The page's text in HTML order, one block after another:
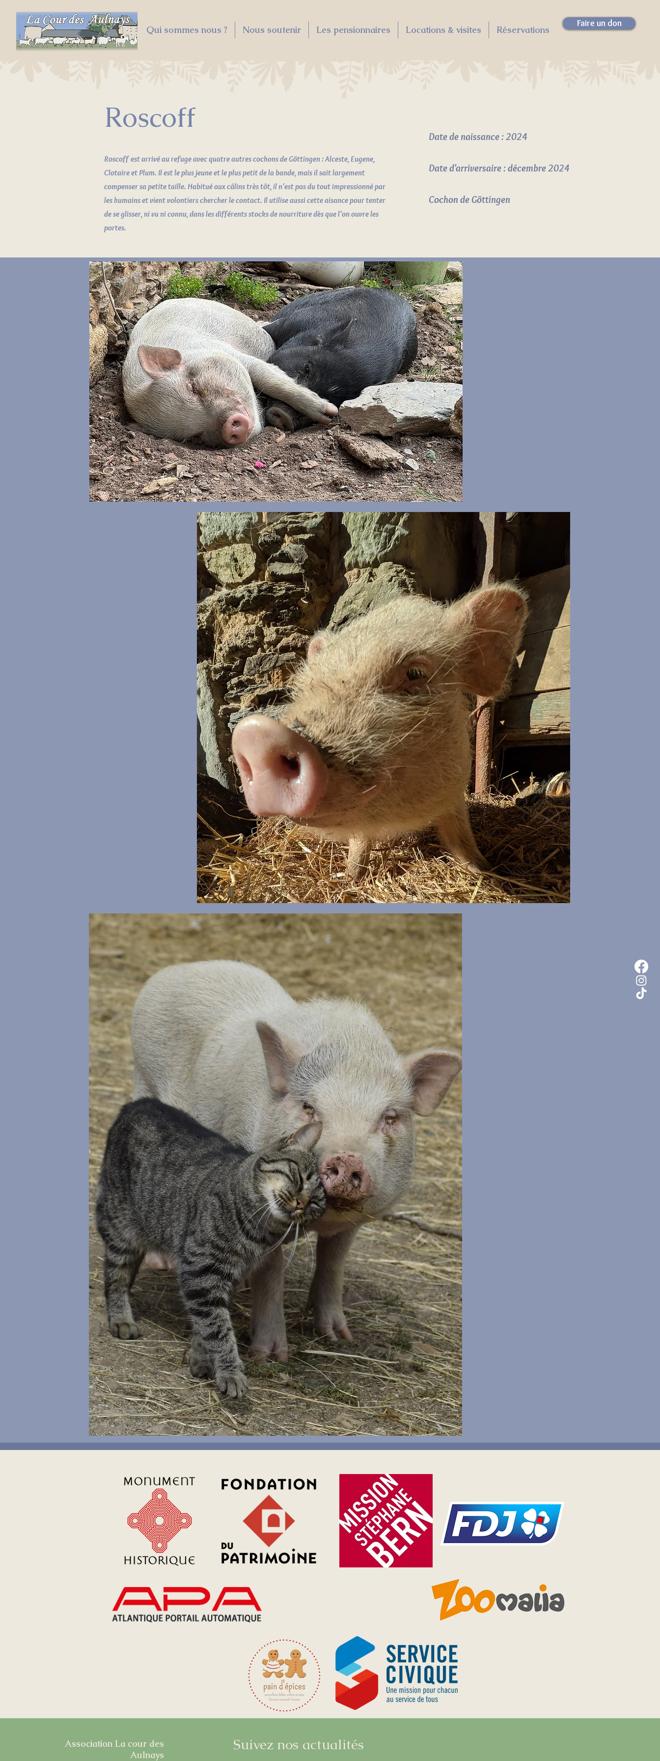
Qui sommes nous ? Nous soutenir Les pensionnaires Locations & visites Réservations
Faire un don
Roscoff
Roscoff est arrivé au refuge avec quatre autres cochons de Göttingen : Alceste, Eugene,
Clotaire et Plum. Il est le plus jeune et le plus petit de la bande, mais il sait largement
compenser sa petite taille. Habitué aux câlins très tôt, il n’est pas du tout impressionné par
les humains et vient volontiers chercher le contact. Il utilise aussi cette aisance pour tenter
de se glisser, ni vu ni connu, dans les différents stocks de nourriture dès que l’on ouvre les
portes.
Date de naissance : 2024
Date d'arriversaire : décembre 2024
Cochon de Göttingen​​
Association La cour des
Aulnays
Suivez nos actualités